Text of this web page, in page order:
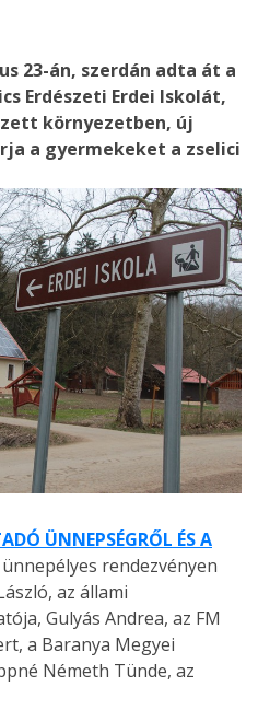
23-án, szerdán adta át a
Erdészeti Erdei Iskolát,
környezetben, új
a gyermekeket a zselici
ÜNNEPSÉGRŐL ÉS A
ünnepélyes rendezvényen
az állami
Gulyás Andrea, az FM
a Baranya Megyei
Németh Tünde, az